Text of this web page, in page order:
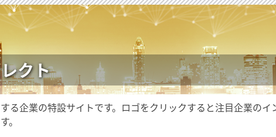
クト
る企業の特設サイトです。ロゴをクリックすると注目企業のイ
。